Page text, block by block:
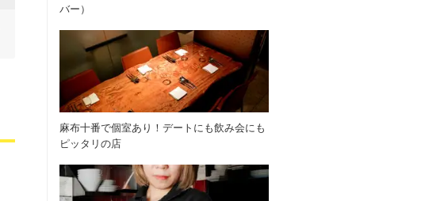
バー）
麻布十番で個室あり！デートにも飲み会にも
ピッタリの店